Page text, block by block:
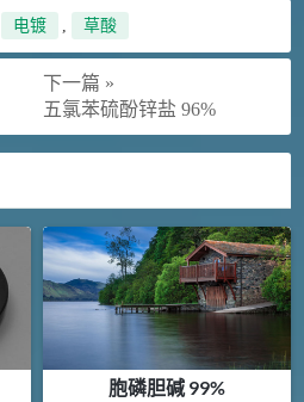
电镀 , 草酸
下一篇 »
五氯苯硫酚锌盐 96%
胞磷胆碱 99%